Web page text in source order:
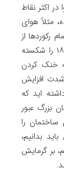
اکثر نقاط
مثلاً هوای
رکوردها از
زمان آغاز ثبت درجه حرارت هوا، در سال ۱۸۸۰ را شکسته
خنک کردن
افزایش
اید که
بزرگ عبور
ساختمان را
بدانیم،
بر گرمایش